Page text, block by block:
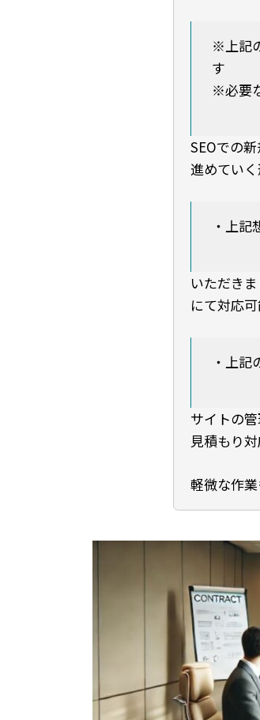
※上記
す
※必要
SEOでの
進めていく
・上
いただき
にて対応可
・上
サイトの
見積もり対
軽微な作